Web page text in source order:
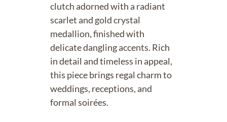
clutch adorned with a radiant
scarlet and gold crystal
medallion, finished with
delicate dangling accents. Rich
in detail and timeless in appeal,
this piece brings regal charm to
weddings, receptions, and
formal soirées.